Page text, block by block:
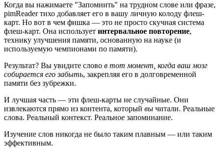
Когда вы нажимаете "Запомнить" на трудном слове или фразе,
pimReader тихо добавляет его в вашу личную колоду флеш-
карт. Но вот в чем фишка — это не просто скучная система
флеш-карт. Она использует интервальное повторение,
технику улучшения памяти, основанную на науке (и
используемую чемпионами по памяти).
Результат? Вы увидите слово в тот момент, когда ваш мозг
собирается его забыть, закрепляя его в долговременной
памяти без зубрежки.
И лучшая часть — эти флеш-карты не случайные. Они
извлекаются прямо из контента, который вы читали. Реальные
слова. Реальный контекст. Реальное запоминание.
Изучение слов никогда не было таким плавным — или таким
эффективным.